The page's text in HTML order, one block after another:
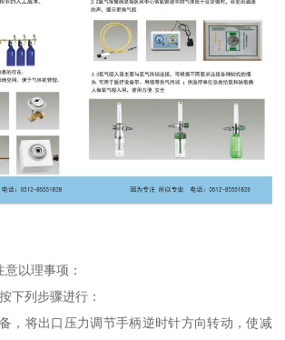
以理事项：
下列步骤进行：
，将出口压力调节手柄逆时针方向转动，使减